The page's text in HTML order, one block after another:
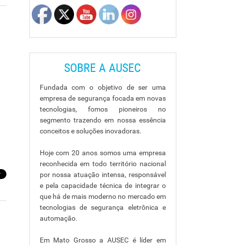
SOBRE A AUSEC
Fundada com o objetivo de ser uma
empresa de segurança focada em novas
tecnologias, fomos pioneiros no
segmento trazendo em nossa essência
conceitos e soluções inovadoras.
Hoje com 20 anos somos uma empresa
reconhecida em todo território nacional
por nossa atuação intensa, responsável
e pela capacidade técnica de integrar o
que há de mais moderno no mercado em
tecnologias de segurança eletrônica e
automação.
Em Mato Grosso a AUSEC é líder em